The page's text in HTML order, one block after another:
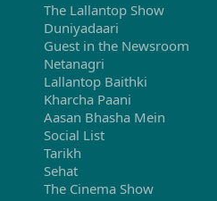
The Lallantop Show
Duniyadaari
Guest in the Newsroom
Netanagri
Lallantop Baithki
Kharcha Paani
Aasan Bhasha Mein
Social List
Tarikh
Sehat
The Cinema Show